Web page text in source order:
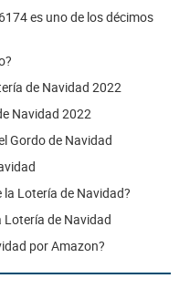
es uno de los décimos
de Navidad 2022
Navidad 2022
Gordo de Navidad
Lotería de Navidad?
Lotería de Navidad
por Amazon?